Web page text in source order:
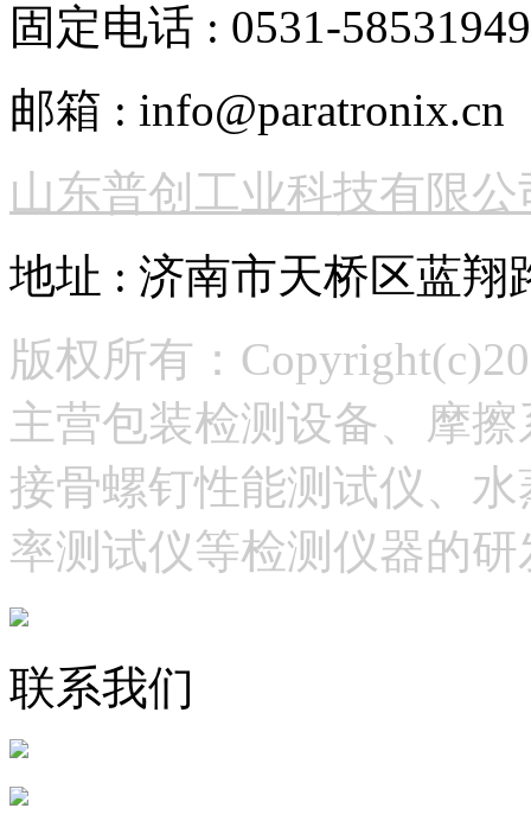
固定电话 : 0531-58531949
邮箱 : info@paratronix.cn
山东普创工业科技有限公
地址 : 济南市天桥区蓝翔
版权所有：
主营包装检测设备、摩
接骨螺钉性能测试仪、
率测试仪等检测仪器的
联系我们